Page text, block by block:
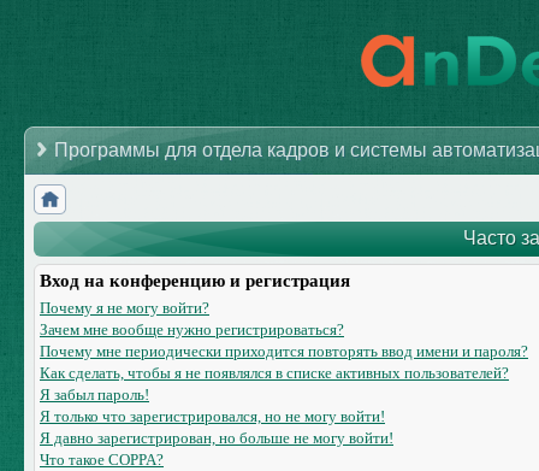
Программы для отдела кадров и системы
Часто
Вход на конференцию и регистрация
Почему я не могу войти?
Зачем мне вообще нужно регистрироваться?
Почему мне периодически приходится повторять ввод имени и пароля?
Как сделать, чтобы я не появлялся в списке активных пользователей?
Я забыл пароль!
Я только что зарегистрировался, но не могу войти!
Я давно зарегистрирован, но больше не могу войти!
Что такое COPPA?